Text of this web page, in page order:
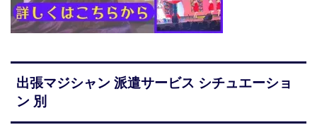
出張マジシャン 派遣サービス シチュエーショ
ン 別